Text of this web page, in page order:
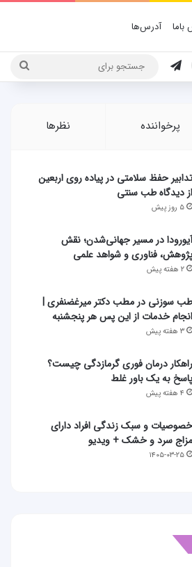
آدرس‌ها
اینستاگرام
تلگرام
پرخواننده نظرها
تدابیر حفظ سلامتی در پیاده روی اربعین
از دیدگاه طب سنتی
۵ روز پیش
آیورودا در مسیر جهانی‌شدن؛ نقش
پژوهش، فناوری و شواهد علمی
۲ هفته پیش
طب سوزنی در مطب دکتر میرغضنفری |
انجام خدمات از این پس هر پنجشنبه
۳ هفته پیش
راهکار درمان فوری گرمازدگی چیست؟
پاسخ به یک باور غلط
۴ هفته پیش
خصوصیات و سبک زندگی افراد دارای
مزاج سرد و خشک + ویدیو
۱۴۰۵-۰۳-۲۵